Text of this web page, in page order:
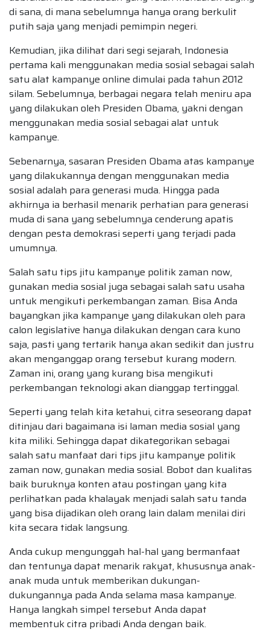
di sana, di mana sebelumnya hanya orang berkulit
putih saja yang menjadi pemimpin negeri.
Kemudian, jika dilihat dari segi sejarah, Indonesia
pertama kali menggunakan media sosial sebagai salah
satu alat kampanye online dimulai pada tahun 2012
silam. Sebelumnya, berbagai negara telah meniru apa
yang dilakukan oleh Presiden Obama, yakni dengan
menggunakan media sosial sebagai alat untuk
kampanye.
Sebenarnya, sasaran Presiden Obama atas kampanye
yang dilakukannya dengan menggunakan media
sosial adalah para generasi muda. Hingga pada
akhirnya ia berhasil menarik perhatian para generasi
muda di sana yang sebelumnya cenderung apatis
dengan pesta demokrasi seperti yang terjadi pada
umumnya.
Salah satu tips jitu kampanye politik zaman now,
gunakan media sosial juga sebagai salah satu usaha
untuk mengikuti perkembangan zaman. Bisa Anda
bayangkan jika kampanye yang dilakukan oleh para
calon legislative hanya dilakukan dengan cara kuno
saja, pasti yang tertarik hanya akan sedikit dan justru
akan menganggap orang tersebut kurang modern.
Zaman ini, orang yang kurang bisa mengikuti
perkembangan teknologi akan dianggap tertinggal.
Seperti yang telah kita ketahui, citra seseorang dapat
ditinjau dari bagaimana isi laman media sosial yang
kita miliki. Sehingga dapat dikategorikan sebagai
salah satu manfaat dari tips jitu kampanye politik
zaman now, gunakan media sosial. Bobot dan kualitas
baik buruknya konten atau postingan yang kita
perlihatkan pada khalayak menjadi salah satu tanda
yang bisa dijadikan oleh orang lain dalam menilai diri
kita secara tidak langsung.
Anda cukup mengunggah hal-hal yang bermanfaat
dan tentunya dapat menarik rakyat, khususnya anak-
anak muda untuk memberikan dukungan-
dukungannya pada Anda selama masa kampanye.
Hanya langkah simpel tersebut Anda dapat
membentuk citra pribadi Anda dengan baik.